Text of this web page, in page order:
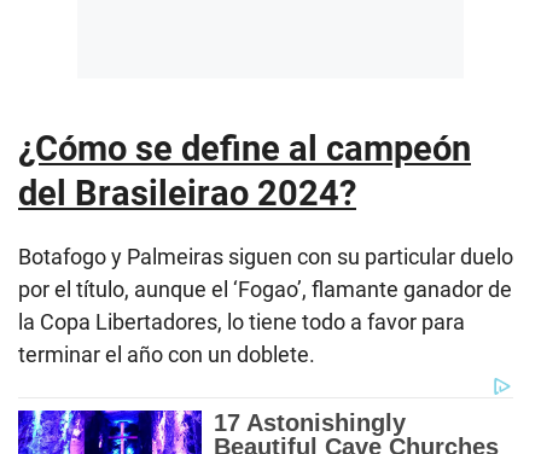
¿Cómo se define al campeón
del Brasileirao 2024?
Botafogo y Palmeiras siguen con su particular duelo
por el título, aunque el ‘Fogao’, flamante ganador de
la Copa Libertadores, lo tiene todo a favor para
terminar el año con un doblete.